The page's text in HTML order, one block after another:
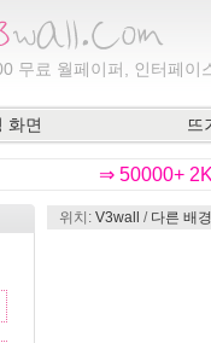
무료 월페이퍼, 인터페이
화면 뜨
⇒ 50000+
위치: V3wall / 다른 배